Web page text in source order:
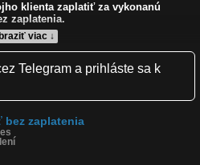
viac ↓
klienta zaplatiť za vykonanú
zaplatenia.
utiecť, bitka
Telegram a prihláste sa k
bez zaplatenia